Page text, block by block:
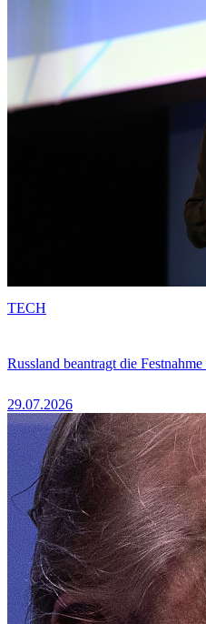
Russland beantragt die
29.07.2026
TECH